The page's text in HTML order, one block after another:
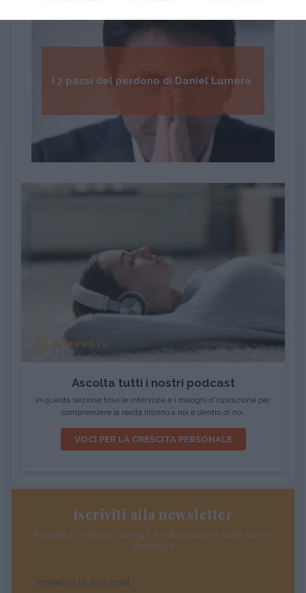
I 7 passi del perdono di Daniel Lumera
INTERVISTA
Ascolta tutti i nostri podcast
In questa sezione trovi le interviste e i dialoghi d'ispirazione per
comprendere la realtà intorno a noi e dentro di noi.
VOCI PER LA CRESCITA PERSONALE
Iscriviti alla newsletter
Riceverai preziosi consigli e informazioni sugli ultimi
contenuti